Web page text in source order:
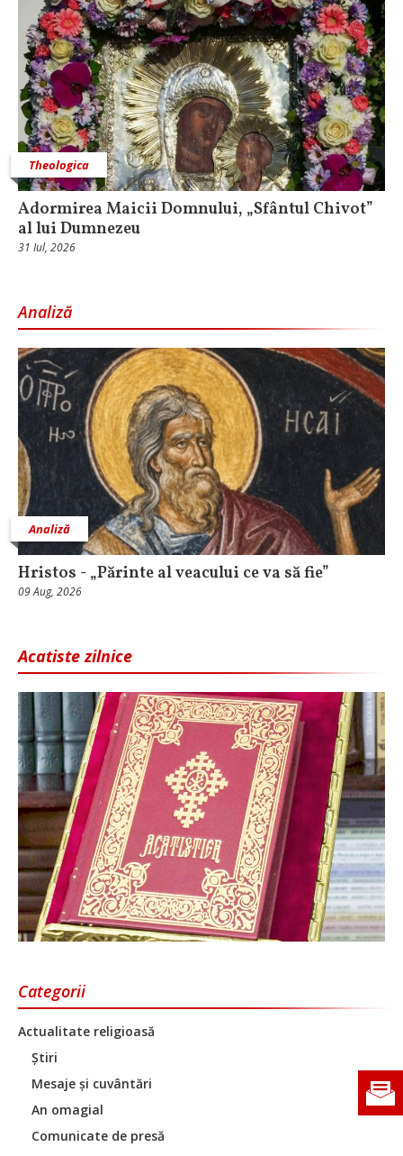
Categorii
Actualitate religioasă
Știri
Mesaje și cuvântări
An omagial
Comunicate de presă
Theologica
Adormirea Maicii Domnului, „Sfântul Chivot”
al lui Dumnezeu
31 Iul, 2026
Analiză
Analiză
Hristos - „Părinte al veacului ce va să fie”
09 Aug, 2026
Acatiste zilnice